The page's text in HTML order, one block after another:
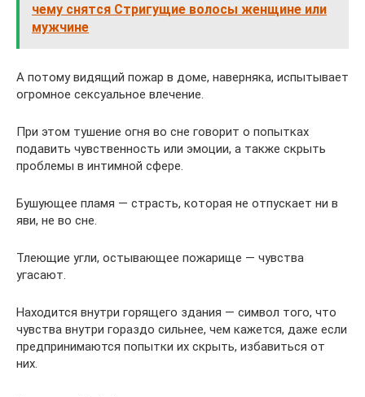
чему снятся Стригущие волосы женщине или
мужчине
А потому видящий пожар в доме, наверняка, испытывает
огромное сексуальное влечение.
При этом тушение огня во сне говорит о попытках
подавить чувственность или эмоции, а также скрыть
проблемы в интимной сфере.
Бушующее пламя — страсть, которая не отпускает ни в
яви, не во сне.
Тлеющие угли, остывающее пожарище — чувства
угасают.
Находится внутри горящего здания — символ того, что
чувства внутри гораздо сильнее, чем кажется, даже если
предпринимаются попытки их скрыть, избавиться от
них.